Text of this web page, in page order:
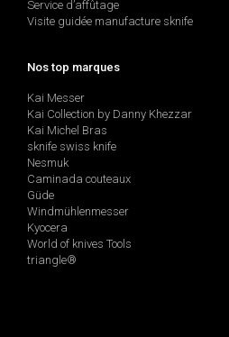
Service d’affûtage
Visite guidée manufacture sknife
Nos top marques
Kai Messer
Kai Collection by Danny Khezzar
Kai Michel Bras
sknife swiss knife
Nesmuk
Caminada couteaux
Güde
Windmühlenmesser
Kyocera
World of knives Tools
triangle®